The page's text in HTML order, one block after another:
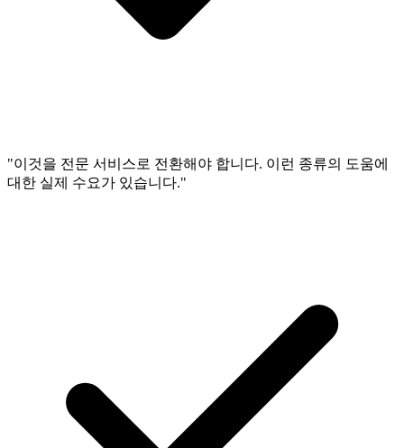
"이것을 전문 서비스로 전환해야 합니다. 이런 종류의 도움에
대한 실제 수요가 있습니다."